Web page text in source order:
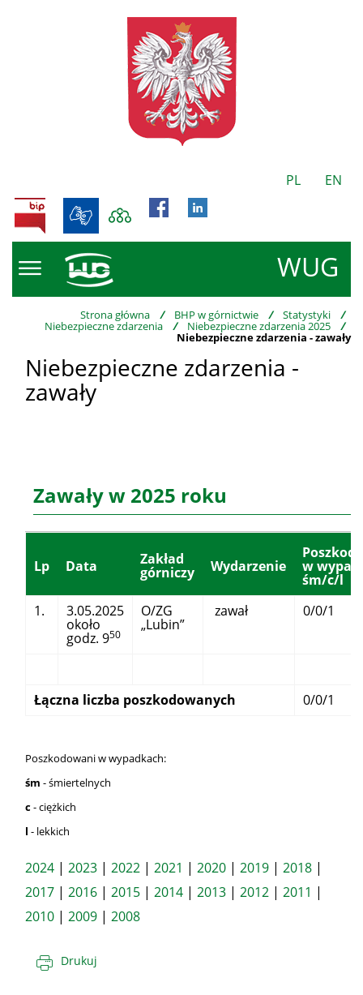
PL EN
WUG
BIP
Strona główna / BHP w górnictwie / Statystyki /
Niebezpieczne zdarzenia / Niebezpieczne zdarzenia 2025 /
Niebezpieczne zdarzenia - zawały
Niebezpieczne zdarzenia -
zawały
Zawały w 2025 roku
Lp Data Zakład
górniczy Wydarzenie w
śm/c/l
1.
3.05.2025
około
godz. 950
O/ZG
„Lubin”
zawał 0/0/1
Łączna liczba poszkodowanych 0/0/1
Poszkodowani w wypadkach:
śm - śmiertelnych
c- ciężkich
l - lekkich
2024 | 2023 | 2022 | 2021 | 2020 | 2019 | 2018 |
2017 | 2016 | 2015 | 2014 | 2013 | 2012 | 2011 |
2010 | 2009 | 2008
Drukuj